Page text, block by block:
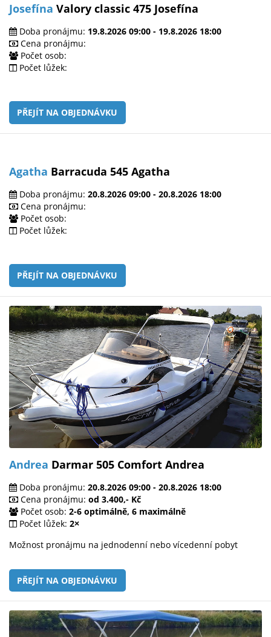
Josefína Valory classic 475 Josefína
Doba pronájmu: 19.8.2026 09:00 - 19.8.2026 18:00
Cena pronájmu:
Počet osob:
Počet lůžek:
PŘEJÍT NA OBJEDNÁVKU
Agatha Barracuda 545 Agatha
Doba pronájmu: 20.8.2026 09:00 - 20.8.2026 18:00
Cena pronájmu:
Počet osob:
Počet lůžek:
PŘEJÍT NA OBJEDNÁVKU
Andrea Darmar 505 Comfort Andrea
Doba pronájmu: 20.8.2026 09:00 - 20.8.2026 18:00
Cena pronájmu: od 3.400,- Kč
Počet osob: 2-6 optimálně, 6 maximálně
Počet lůžek: 2×
Možnost pronájmu na jednodenní nebo vícedenní pobyt
PŘEJÍT NA OBJEDNÁVKU